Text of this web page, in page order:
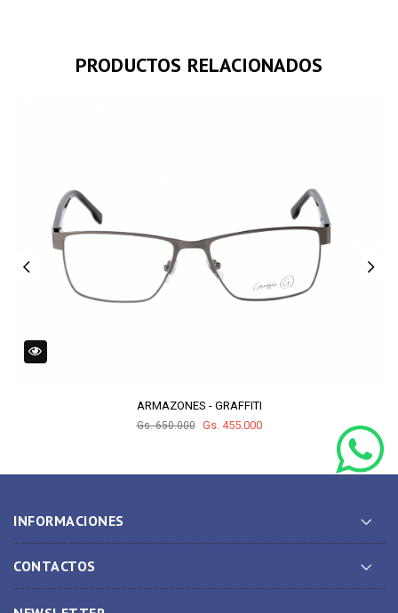
PRODUCTOS RELACIONADOS
ARMAZONES - GRAFFITI
Gs. 650.000 Gs. 455.000
INFORMACIONES
CONTACTOS